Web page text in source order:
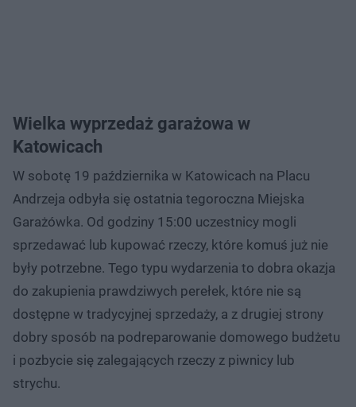
Wielka wyprzedaż garażowa w
Katowicach
W sobotę 19 października w Katowicach na Placu
Andrzeja odbyła się ostatnia tegoroczna Miejska
Garażówka. Od godziny 15:00 uczestnicy mogli
sprzedawać lub kupować rzeczy, które komuś już nie
były potrzebne. Tego typu wydarzenia to dobra okazja
do zakupienia prawdziwych perełek, które nie są
dostępne w tradycyjnej sprzedaży, a z drugiej strony
dobry sposób na podreparowanie domowego budżetu
i pozbycie się zalegających rzeczy z piwnicy lub
strychu.